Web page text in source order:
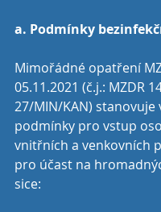
a. Podmínky
Mimořádné opatření
05.11.2021 (č.j.: MZDR
27/MIN/KAN) stanovuje
podmínky pro vstup
vnitřních a venkovních
pro účast na
sice: